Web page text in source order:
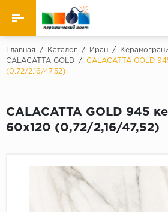
Назад
Производители
Керамогранит
Искусственный камень
Главная / Каталог / Иран /
CALACATTA GOLD
/
CALACATTA GOLD
(0,72/2,16/47,52)
CALACATTA GOLD 945
60x120 (0,72/2,16/47,52)